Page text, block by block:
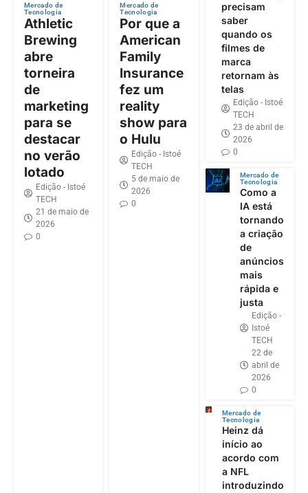
Mercado de
Tecnologia
Athletic
Brewing
abre
torneira
de
marketing
para se
destacar
no verão
lotado
Edição - Istoé
TECH
21 de maio de
2026
0
Mercado de
Tecnologia
Por que a
American
Family
Insurance
fez um
reality
show para
o Hulu
Edição - Istoé
TECH
5 de maio de
2026
0
precisam
saber
quando os
filmes de
marca
retornam às
telas
Edição - Istoé
TECH
23 de abril de
2026
0
Mercado de
Tecnologia
Como a
IA está
tornando
a criação
de
anúncios
mais
rápida e
justa
Edição -
Istoé
TECH
22 de
abril de
2026
0
Mercado de
Tecnologia
Heinz dá
início ao
acordo com
a NFL
introduzindo